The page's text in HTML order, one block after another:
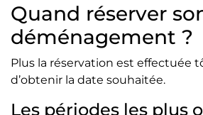
Quand réserver
déménagement ?
Plus la réservation est effectuée
d’obtenir la date souhaitée.
Les périodes les plus